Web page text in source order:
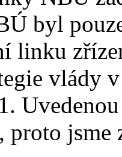
byl
linku
vlády
proto jsme